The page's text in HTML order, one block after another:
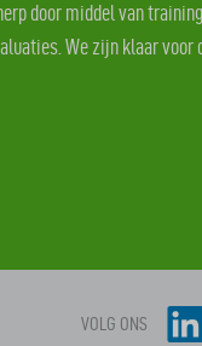
door middel van
We zijn klaar voor
VOLG ONS